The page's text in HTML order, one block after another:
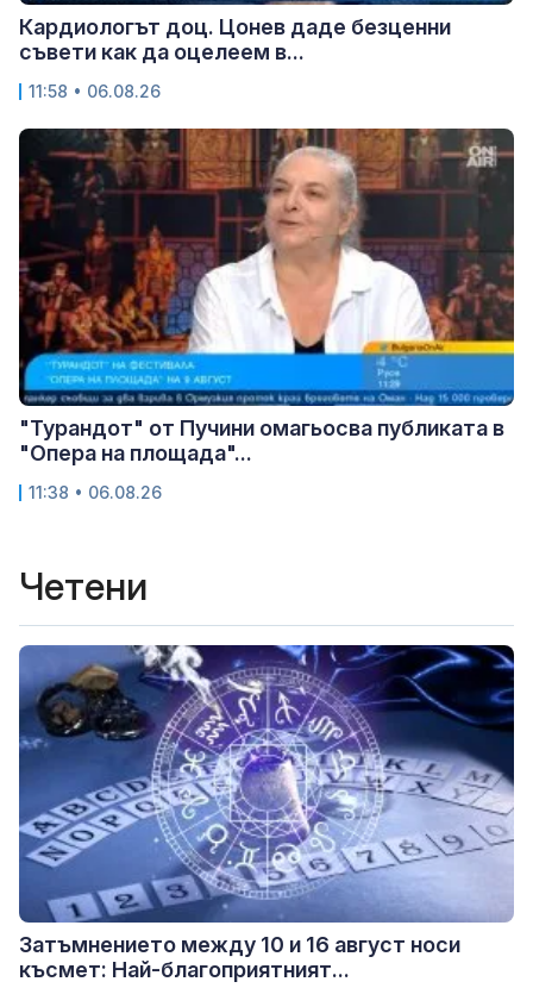
Кардиологът доц. Цонев даде безценни
съвети как да оцелеем в...
11:58 • 06.08.26
"Турандот" от Пучини омагьосва публиката в
"Опера на площада"...
11:38 • 06.08.26
Четени
Затъмнението между 10 и 16 август носи
късмет: Най-благоприятният...